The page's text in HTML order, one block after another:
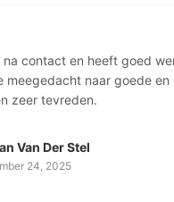
na contact en heeft goed
meegedacht naar goede en
zeer tevreden.
Van Der Stel
24, 2025